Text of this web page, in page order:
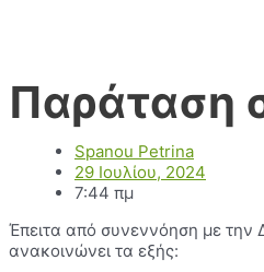
Παράταση
Spanou Petrina
29 Ιουλίου, 2024
7:44 πμ
Έπειτα από συνεννόηση με την
ανακοινώνει τα εξής: